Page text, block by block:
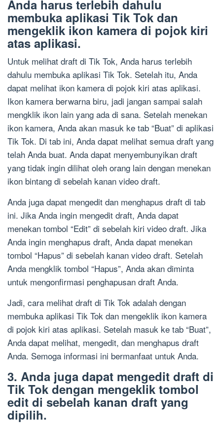
Anda harus terlebih dahulu
membuka aplikasi Tik Tok dan
mengeklik ikon kamera di pojok kiri
atas aplikasi.
Untuk melihat draft di Tik Tok, Anda harus terlebih
dahulu membuka aplikasi Tik Tok. Setelah itu, Anda
dapat melihat ikon kamera di pojok kiri atas aplikasi.
Ikon kamera berwarna biru, jadi jangan sampai salah
mengklik ikon lain yang ada di sana. Setelah menekan
ikon kamera, Anda akan masuk ke tab “Buat” di aplikasi
Tik Tok. Di tab ini, Anda dapat melihat semua draft yang
telah Anda buat. Anda dapat menyembunyikan draft
yang tidak ingin dilihat oleh orang lain dengan menekan
ikon bintang di sebelah kanan video draft.
Anda juga dapat mengedit dan menghapus draft di tab
ini. Jika Anda ingin mengedit draft, Anda dapat
menekan tombol “Edit” di sebelah kiri video draft. Jika
Anda ingin menghapus draft, Anda dapat menekan
tombol “Hapus” di sebelah kanan video draft. Setelah
Anda mengklik tombol “Hapus”, Anda akan diminta
untuk mengonfirmasi penghapusan draft Anda.
Jadi, cara melihat draft di Tik Tok adalah dengan
membuka aplikasi Tik Tok dan mengeklik ikon kamera
di pojok kiri atas aplikasi. Setelah masuk ke tab “Buat”,
Anda dapat melihat, mengedit, dan menghapus draft
Anda. Semoga informasi ini bermanfaat untuk Anda.
3. Anda juga dapat mengedit draft di
Tik Tok dengan mengeklik tombol
edit di sebelah kanan draft yang
dipilih.